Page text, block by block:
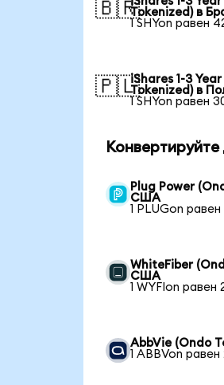
🇧🇷Tokenized) в
1 SHYon равен
🇵🇱iShares 1-3
Tokenized) в
1 SHYon равен
Конвертируйте
Plug Power
США
1 PLUGon равен
WhiteFiber
США
1 WYFIon равен
AbbVie (Ondo
1 ABBVon равен